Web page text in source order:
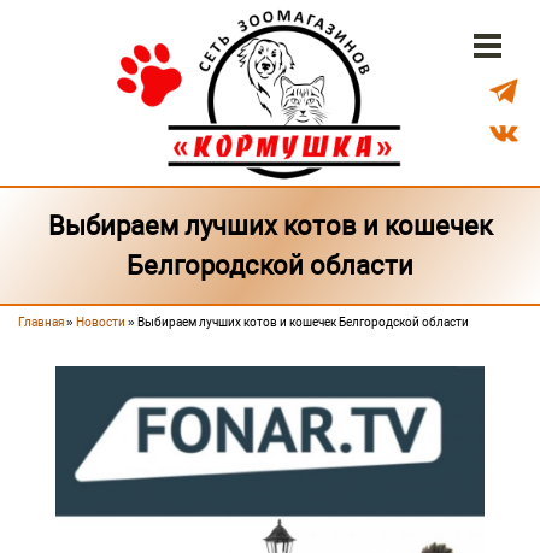
Перейти к основному содержанию
Бонусная система
Доставка
Наши магазины
Выбираем лучших котов и кошечек
Белгородской области
Вы здесь
Главная» Новости » Выбираем лучших котов и кошечек Белгородской области